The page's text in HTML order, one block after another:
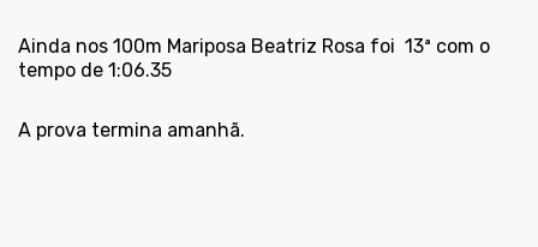
Ainda nos 100m Mariposa Beatriz Rosa foi 13ª com o
tempo de 1:06.35
A prova termina amanhã.